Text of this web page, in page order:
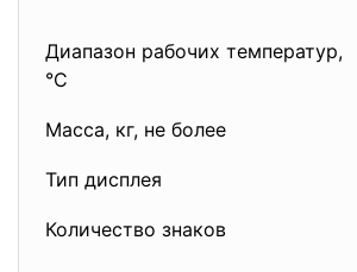
Диапазон рабочих температур,
°C
Масса, кг, не более
Тип дисплея
Количество знаков